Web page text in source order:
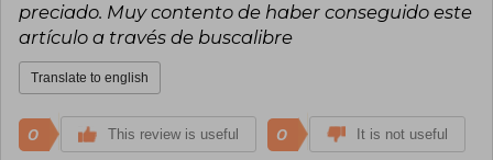
preciado. Muy contento de haber conseguido este
artículo a través de buscalibre
Translate to english
0 This review is useful 0 It is not useful